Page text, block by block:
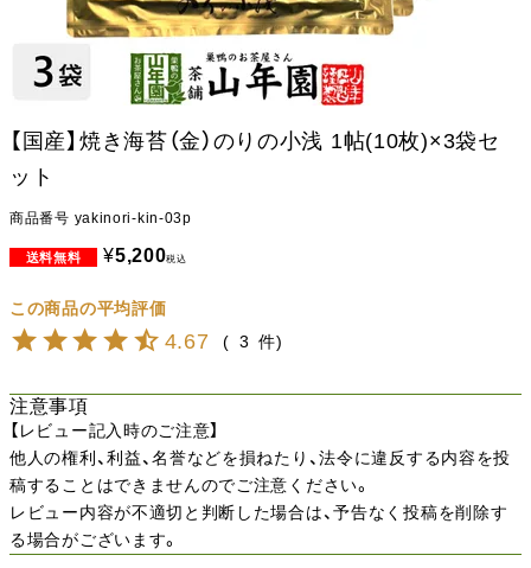
【国産】焼き海苔（金）のりの小浅 1帖(10枚)×3袋セ
ット
商品番号 yakinori-kin-03p
¥5,200税込
4.67 3
注意事項
【レビュー記入時のご注意】
他人の権利、利益、名誉などを損ねたり、法令に違反する内容を投
稿することはできませんのでご注意ください。
レビュー内容が不適切と判断した場合は、予告なく投稿を削除す
る場合がございます。